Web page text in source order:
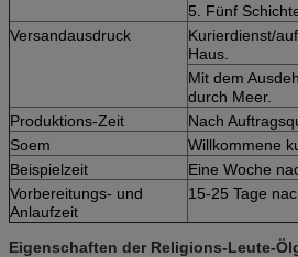
5. Fünf
Versandausdruck
Kurierdienst/
Haus.
Mit dem
durch Meer.
Produktions-Zeit
Nach
Soem
Willkommene
Beispielzeit
Eine Woche
Vorbereitungs- und
Anlaufzeit
15-25 Tage
Eigenschaften der Religions-Leute-